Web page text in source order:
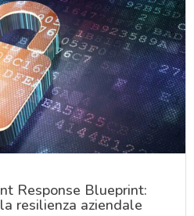
Response Blueprint:
resilienza aziendale